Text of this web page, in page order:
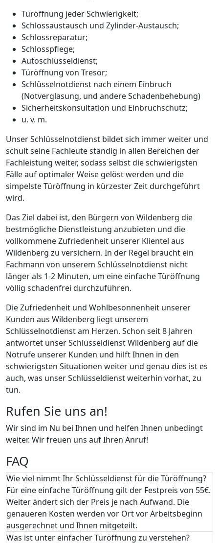
Türöffnung jeder Schwierigkeit;
Schlossaustausch und Zylinder-Austausch;
Schlossreparatur;
Schlosspflege;
Autoschlüsseldienst;
Türöffnung von Tresor;
Schlüsselnotdienst nach einem Einbruch
(Notverglasung, und andere Schadenbehebung)
Sicherheitskonsultation und Einbruchschutz;
u. v. m.
Unser Schlüsselnotdienst bildet sich immer weiter und
schult seine Fachleute ständig in allen Bereichen der
Fachleistung weiter, sodass selbst die schwierigsten
Fälle auf optimaler Weise gelöst werden und die
simpelste Türöffnung in kürzester Zeit durchgeführt
wird.
Das Ziel dabei ist, den Bürgern von Wildenberg die
bestmögliche Dienstleistung anzubieten und die
vollkommene Zufriedenheit unserer Klientel aus
Wildenberg zu versichern. In der Regel braucht ein
Fachmann von unserem Schlüsselnotdienst nicht
länger als 1-2 Minuten, um eine einfache Türöffnung
völlig schadenfrei durchzuführen.
Die Zufriedenheit und Wohlbesonnenheit unserer
Kunden aus Wildenberg liegt unserem
Schlüsselnotdienst am Herzen. Schon seit 8 Jahren
antwortet unser Schlüsseldienst Wildenberg auf die
Notrufe unserer Kunden und hilft Ihnen in den
schwierigsten Situationen weiter und genau dies ist es
auch, was unser Schlüsseldienst weiterhin vorhat, zu
tun.
Rufen Sie uns an!
Wir sind im Nu bei Ihnen und helfen Ihnen unbedingt
weiter. Wir freuen uns auf Ihren Anruf!
FAQ
Wie viel nimmt Ihr Schlüsseldienst für die Türöffnung?
Für eine einfache Türöffnung gilt der Festpreis von 55€.
Weiter ändert sich der Preis je nach Aufwand. Die
genaueren Kosten werden vor Ort vor Arbeitsbeginn
ausgerechnet und Ihnen mitgeteilt.
Was ist unter einfacher Türöffnung zu verstehen?